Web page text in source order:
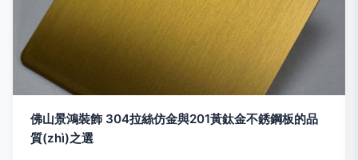
佛山景鴻裝飾 304拉絲仿金與201黃鈦金不銹鋼板的品
質(zhì)之選